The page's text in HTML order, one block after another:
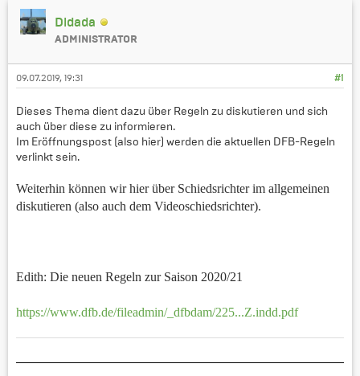
Didada
ADMINISTRATOR
#1
09.07.2019, 19:31
Dieses Thema dient dazu über Regeln zu diskutieren und sich
auch über diese zu informieren.
Im Eröffnungspost (also hier) werden die aktuellen DFB-Regeln
verlinkt sein.
Weiterhin können wir hier über Schiedsrichter im allgemeinen
diskutieren (also auch dem Videoschiedsrichter).
Edith: Die neuen Regeln zur Saison 2020/21
https://www.dfb.de/fileadmin/_dfbdam/225...Z.indd.pdf